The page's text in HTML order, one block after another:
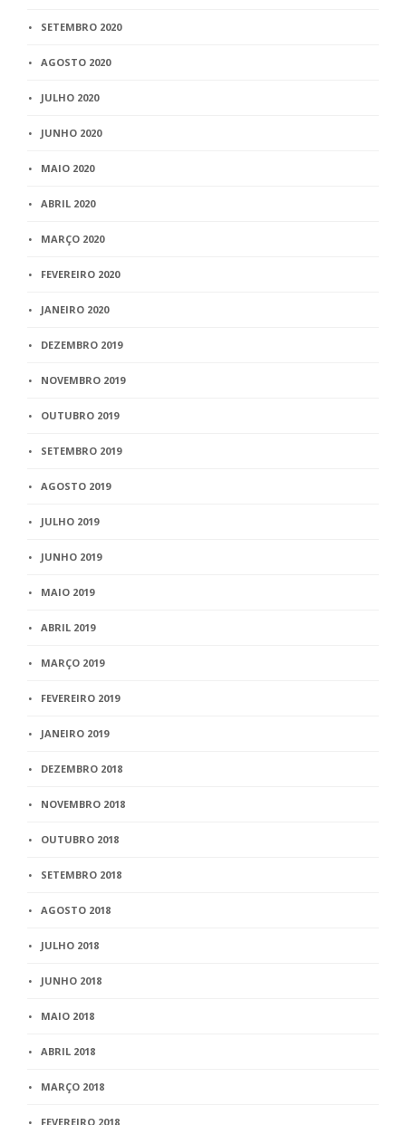
SETEMBRO 2020
AGOSTO 2020
JULHO 2020
JUNHO 2020
MAIO 2020
ABRIL 2020
MARÇO 2020
FEVEREIRO 2020
JANEIRO 2020
DEZEMBRO 2019
NOVEMBRO 2019
OUTUBRO 2019
SETEMBRO 2019
AGOSTO 2019
JULHO 2019
JUNHO 2019
MAIO 2019
ABRIL 2019
MARÇO 2019
FEVEREIRO 2019
JANEIRO 2019
DEZEMBRO 2018
NOVEMBRO 2018
OUTUBRO 2018
SETEMBRO 2018
AGOSTO 2018
JULHO 2018
JUNHO 2018
MAIO 2018
ABRIL 2018
MARÇO 2018
FEVEREIRO 2018